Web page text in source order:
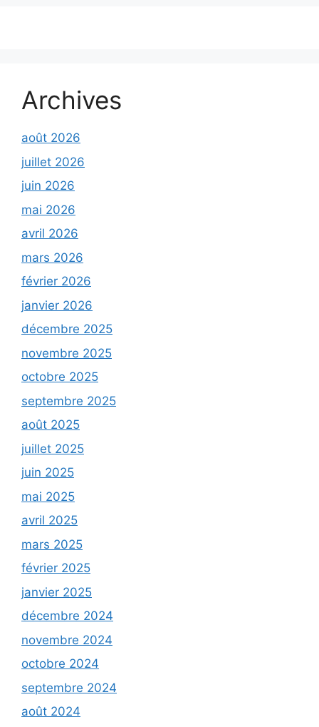
Archives
août 2026
juillet 2026
juin 2026
mai 2026
avril 2026
mars 2026
février 2026
janvier 2026
décembre 2025
novembre 2025
octobre 2025
septembre 2025
août 2025
juillet 2025
juin 2025
mai 2025
avril 2025
mars 2025
février 2025
janvier 2025
décembre 2024
novembre 2024
octobre 2024
septembre 2024
août 2024